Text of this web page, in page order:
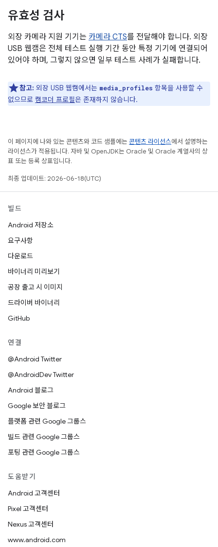
유효성 검사
외장 카메라 지원 기기는 카메라 CTS를 전달해야 합니다. 외장
USB 웹캠은 전체 테스트 실행 기간 동안 특정 기기에 연결되어
있어야 하며, 그렇지 않으면 일부 테스트 사례가 실패합니다.
참고: 외장 USB 웹캠에서는 media_profiles 항목을 사용할 수
없으므로 캠코더 프로필은 존재하지 않습니다.
이 페이지에 나와 있는 콘텐츠와 코드 샘플에는 콘텐츠 라이선스에서 설명하는
라이선스가 적용됩니다. 자바 및 OpenJDK는 Oracle 및 Oracle 계열사의 상
표 또는 등록 상표입니다.
최종 업데이트: 2026-06-18(UTC)
빌드
Android 저장소
요구사항
다운로드
바이너리 미리보기
공장 출고 시 이미지
드라이버 바이너리
GitHub
연결
@Android Twitter
@AndroidDev Twitter
Android 블로그
Google 보안 블로그
플랫폼 관련 Google 그룹스
빌드 관련 Google 그룹스
포팅 관련 Google 그룹스
도움받기
Android 고객센터
Pixel 고객센터
Nexus 고객센터
www.android.com